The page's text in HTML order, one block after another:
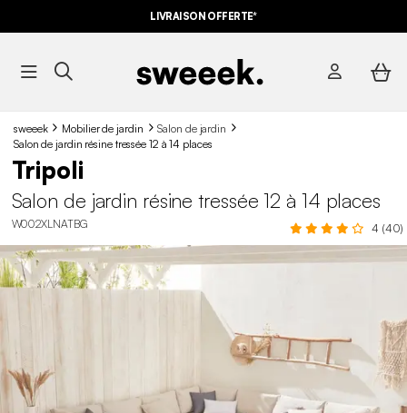
LIVRAISON OFFERTE*
sweeek Mobilier de jardin
Salon de jardin
Salon de jardin résine tressée 12 à 14 places
Tripoli
Salon de jardin résine tressée 12 à 14 places
W002XLNATBG 4 (40)